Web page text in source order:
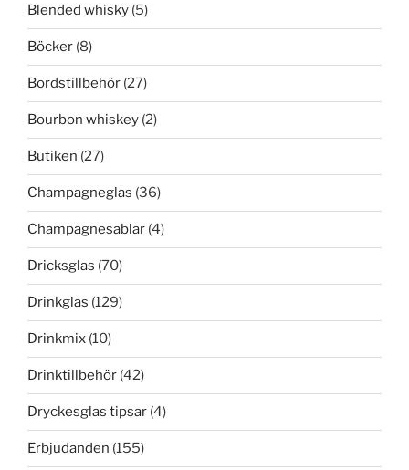
Blended whisky (5)
Böcker (8)
Bordstillbehör (27)
Bourbon whiskey (2)
Butiken (27)
Champagneglas (36)
Champagnesablar (4)
Dricksglas (70)
Drinkglas (129)
Drinkmix (10)
Drinktillbehör (42)
Dryckesglas tipsar (4)
Erbjudanden (155)